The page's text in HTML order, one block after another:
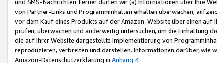
und SMS-Nachrichten. Ferner dürfen wir (a) Informationen über Ihre
von Partner-Links und Programminhalten erhalten überwachen,
vor dem Kauf eines Produkts auf der Amazon-Website über einen
prüfen, überwachen und anderweitig untersuchen, um die Einhaltung
die auf Ihrer Website dargestellte Implementierung von
reproduzieren, verbreiten und darstellen. Informationen darüber, wie
Amazon-Datenschutzerklärung in Anhang 4.